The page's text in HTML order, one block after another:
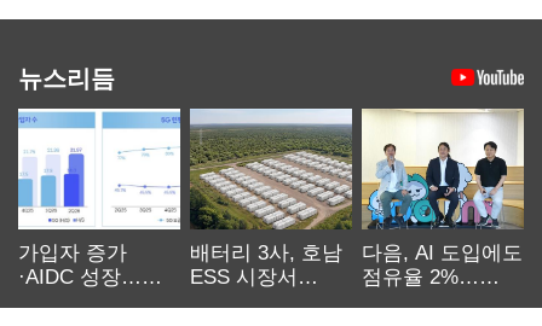
뉴스리듬
가입자 증가
·AIDC 성장…
배터리 3사, 호남
ESS 시장서
다음, AI 도입에도
점유율 2%…